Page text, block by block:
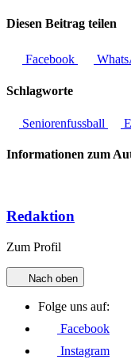
Diesen Beitrag teilen
Facebook
Schlagworte
Seniorenfussball
Informationen zum
Redaktion
Zum Profil
Nach oben
Folge uns auf:
Facebook
Instagram